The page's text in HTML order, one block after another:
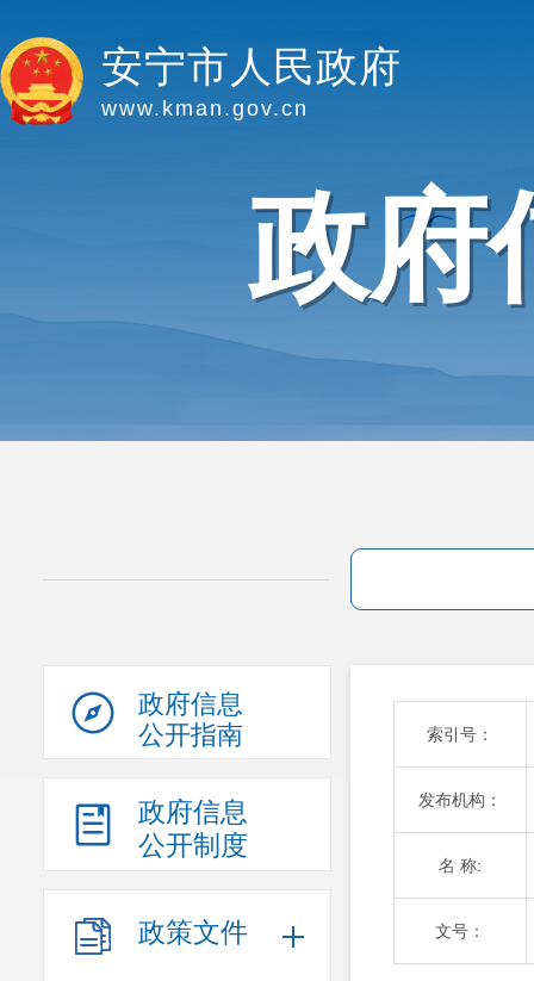
安宁市人民政府
www.kman.gov.cn
政府
政府信息
公开指南
政府信息
公开制度
政策文件
索引号：
发布机构：
名 称:
文号：